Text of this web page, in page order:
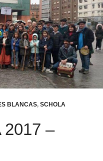
BLANCAS, SCHOLA
2017 –